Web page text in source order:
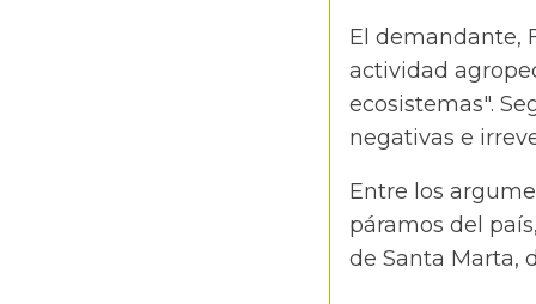
El demandante,
actividad
ecosistemas".
negativas e
Entre los
páramos del
de Santa Marta,